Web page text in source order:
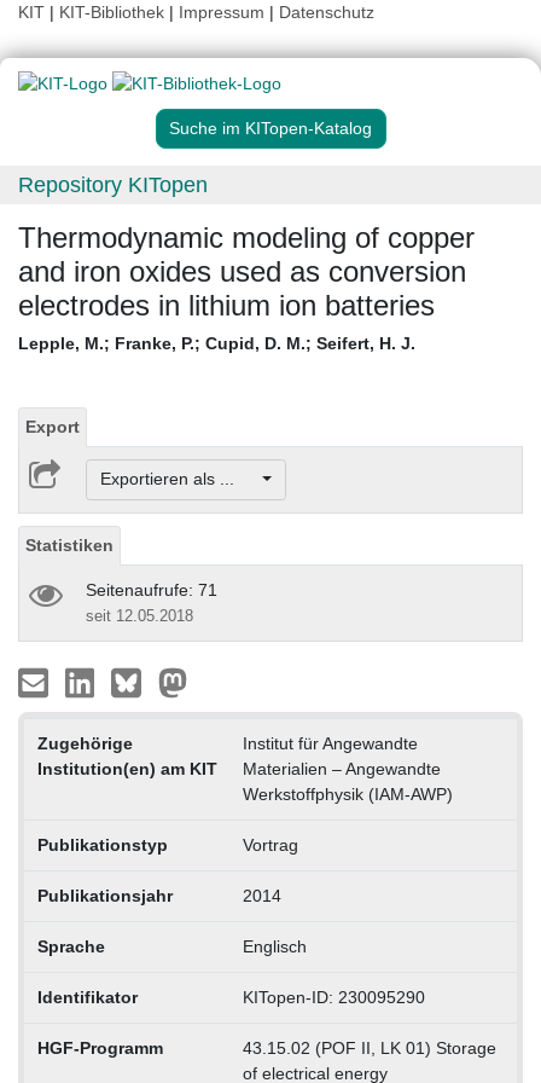
KIT | KIT-Bibliothek | Impressum | Datenschutz
Suche im KITopen-Katalog
Repository KITopen
Thermodynamic modeling of copper
and iron oxides used as conversion
electrodes in lithium ion batteries
Lepple, M.; Franke, P.; Cupid, D. M.; Seifert, H. J.
Export
Exportieren als ...
Statistiken
Seitenaufrufe: 71
seit 12.05.2018
Zugehörige
Institution(en) am KIT
Institut für Angewandte
Materialien – Angewandte
Werkstoffphysik (IAM-AWP)
Publikationstyp Vortrag
Publikationsjahr 2014
Sprache Englisch
Identifikator KITopen-ID: 230095290
HGF-Programm
43.15.02 (POF II, LK 01) Storage
of electrical energy